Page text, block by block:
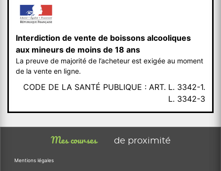
Interdiction de vente de boissons alcooliques
aux mineurs de moins de 18 ans
La preuve de majorité de l’acheteur est exigée au moment
de la vente en ligne.
CODE DE LA SANTÉ PUBLIQUE : ART. L. 3342-1.
L. 3342-3
Mes courses de proximité
Mentions légales